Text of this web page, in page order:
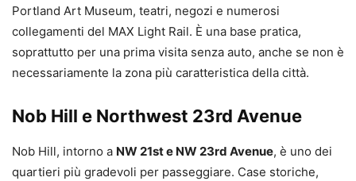
Portland Art Museum, teatri, negozi e numerosi
collegamenti del MAX Light Rail. È una base pratica,
soprattutto per una prima visita senza auto, anche se non è
necessariamente la zona più caratteristica della città.
Nob Hill e Northwest 23rd Avenue
Nob Hill, intorno a NW 21st e NW 23rd Avenue, è uno dei
quartieri più gradevoli per passeggiare. Case storiche,